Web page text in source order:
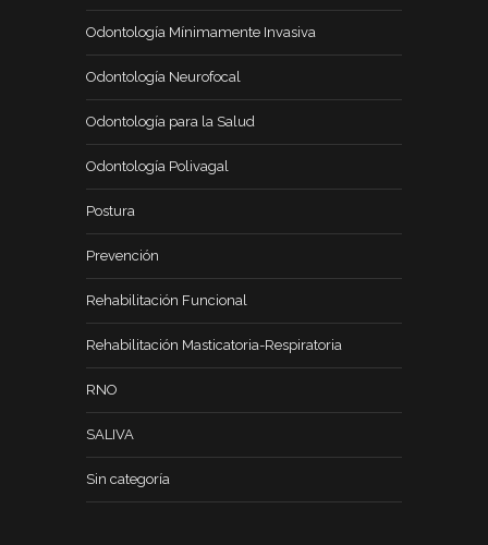
Odontología Mínimamente Invasiva
Odontología Neurofocal
Odontología para la Salud
Odontología Polivagal
Postura
Prevención
Rehabilitación Funcional
Rehabilitación Masticatoria-Respiratoria
RNO
SALIVA
Sin categoría